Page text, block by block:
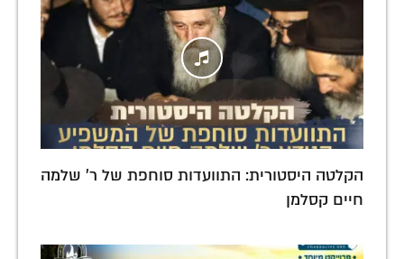
הקלטה היסטורית: התוועדות סוחפת של ר' שלמה
חיים קסלמן